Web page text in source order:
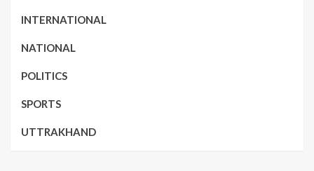
INTERNATIONAL
NATIONAL
POLITICS
SPORTS
UTTRAKHAND